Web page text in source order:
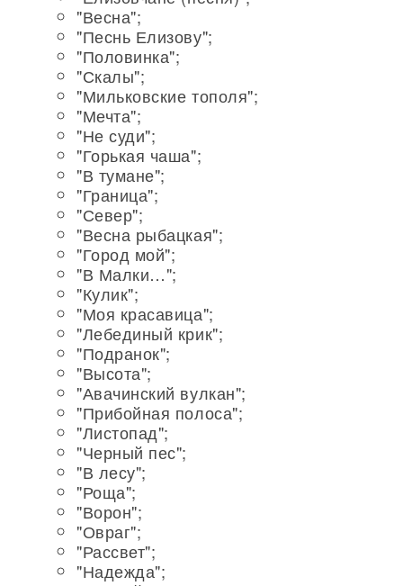
"Весна";
"Песнь Елизову";
"Половинка";
"Скалы";
"Мильковские тополя";
"Мечта";
"Не суди";
"Горькая чаша";
"В тумане";
"Граница";
"Север";
"Весна рыбацкая";
"Город мой";
"В Малки…";
"Кулик";
"Моя красавица";
"Лебединый крик";
"Подранок";
"Высота";
"Авачинский вулкан";
"Прибойная полоса";
"Листопад";
"Черный пес";
"В лесу";
"Роща";
"Ворон";
"Овраг";
"Рассвет";
"Надежда";